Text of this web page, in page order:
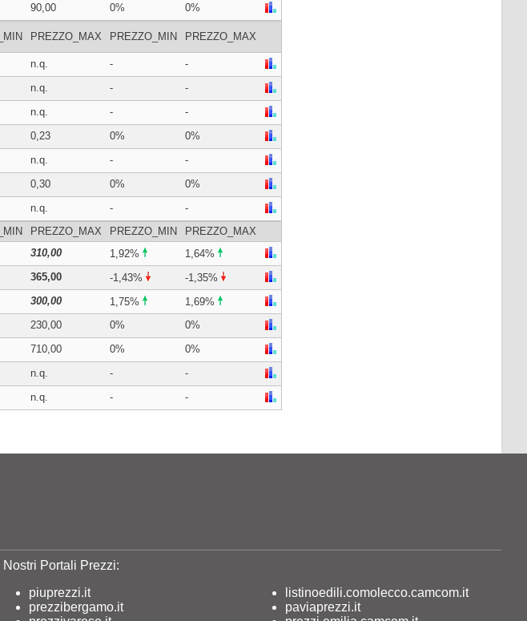
90,00 0%
0%
PREZZO_MAX PREZZO_MIN PREZZO_MAX
n.q. -
-
n.q. -
-
n.q. -
-
0,23 0%
0%
n.q. -
-
0,30 0%
0%
n.q. -
-
PREZZO_MAX PREZZO_MIN
PREZZO_MAX
310,00 1,92%
1,64%
365,00 -1,43%
-1,35%
300,00 1,75%
1,69%
230,00 0%
0%
710,00 0%
0%
n.q. -
-
n.q. - -
I Nostri Portali Prezzi:
piuprezzi.it
prezzibergamo.it
listinoedili.comolecco.camcom.it
paviaprezzi.it